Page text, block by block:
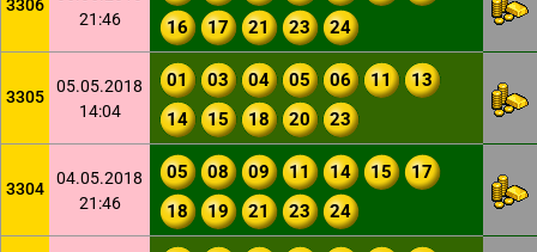
3306
21:46
16
17 21 23 24
3305
05.05.2018
14:04
01 03 04 05 06 11
13
14
15 18 20 23
3304
04.05.2018
21:46
05 08 09 11 14 15
17
18
19 21 23 24